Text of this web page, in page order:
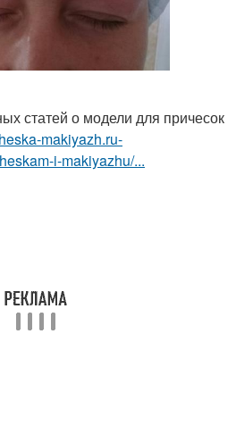
статей о модели для причесок
makiyazh.ru-
i-makiyazhu/...